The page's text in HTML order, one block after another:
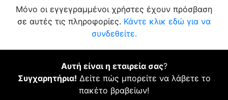
Μόνο οι εγγεγραμμένοι χρήστες έχουν πρόσβαση
σε αυτές τις πληροφορίες. Κάντε κλικ εδώ για να
συνδεθείτε.
Αυτή είναι η εταιρεία σας?
Συγχαρητήρια! Δείτε πώς μπορείτε να λάβετε το
πακέτο βραβείων!